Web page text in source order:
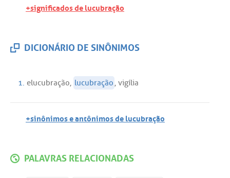
+significados de lucubração
DICIONÁRIO DE SINÔNIMOS
1. elucubração, lucubração, vigília
+sinônimos e antônimos de lucubração
PALAVRAS RELACIONADAS